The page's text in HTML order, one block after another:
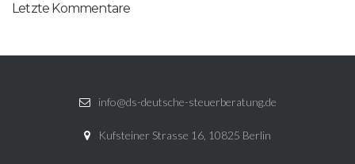
Letzte Kommentare
info@ds-deutsche-steuerberatung.de
Kufsteiner Strasse 16, 10825 Berlin